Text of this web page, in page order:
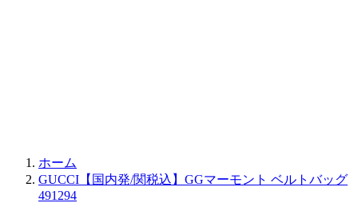
ホーム
GUCCI【国内発/関税込】GGマーモント ベルトバッグ
491294